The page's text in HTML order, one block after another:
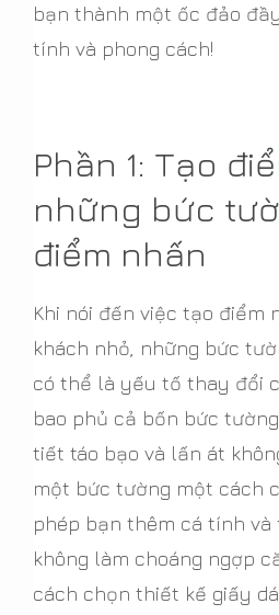
bạn thành một ốc đảo
tính và phong cách!
Phần 1: Tạo
những bức
điểm nhấn
Khi nói đến việc tạo điểm
khách nhỏ, những bức
có thể là yếu tố thay đổi
bao phủ cả bốn bức
tiết táo bạo và lấn át
một bức tường một cách
phép bạn thêm cá tính
không làm choáng ngợp
cách chọn thiết kế giấy